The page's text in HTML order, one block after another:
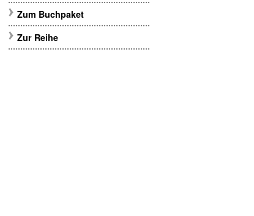
Zum Buchpaket
Zur Reihe